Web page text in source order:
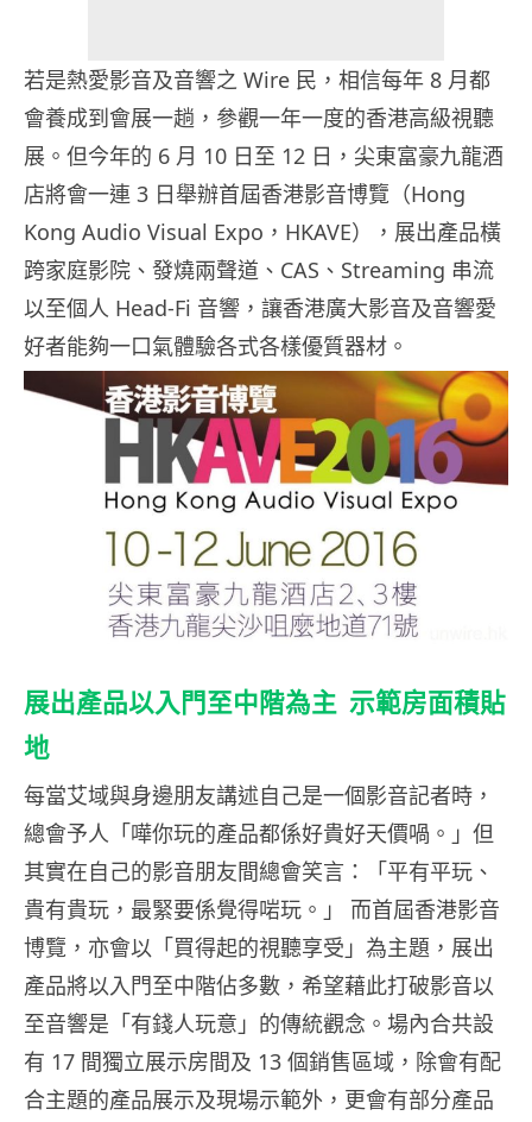
若是熱愛影音及音響之 Wire 民，相信每年 8 月都
會養成到會展一趟，參觀一年一度的香港高級視聽
展。但今年的 6 月 10 日至 12 日，尖東富豪九龍酒
店將會一連 3 日舉辦首屆香港影音博覽（Hong
Kong Audio Visual Expo，HKAVE），展出產品橫
跨家庭影院、發燒兩聲道、CAS、Streaming 串流
以至個人 Head-Fi 音響，讓香港廣大影音及音響愛
好者能夠一口氣體驗各式各樣優質器材。
展出產品以入門至中階為主 示範房面積貼
地
每當艾域與身邊朋友講述自己是一個影音記者時，
總會予人「嘩你玩的產品都係好貴好天價喎。」但
其實在自己的影音朋友間總會笑言：「平有平玩、
貴有貴玩，最緊要係覺得啱玩。」 而首屆香港影音
博覽，亦會以「買得起的視聽享受」為主題，展出
產品將以入門至中階佔多數，希望藉此打破影音以
至音響是「有錢人玩意」的傳統觀念。場內合共設
有 17 間獨立展示房間及 13 個銷售區域，除會有配
合主題的產品展示及現場示範外，更會有部分產品